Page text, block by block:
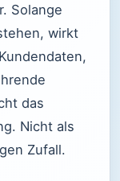
Solange
wirkt
das
Nicht als
Zufall.